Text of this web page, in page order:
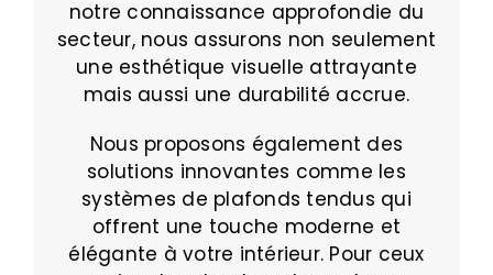
notre connaissance approfondie du
secteur, nous assurons non seulement
une esthétique visuelle attrayante
mais aussi une durabilité accrue.
Nous proposons également des
solutions innovantes comme les
systèmes de plafonds tendus qui
offrent une touche moderne et
élégante à votre intérieur. Pour ceux